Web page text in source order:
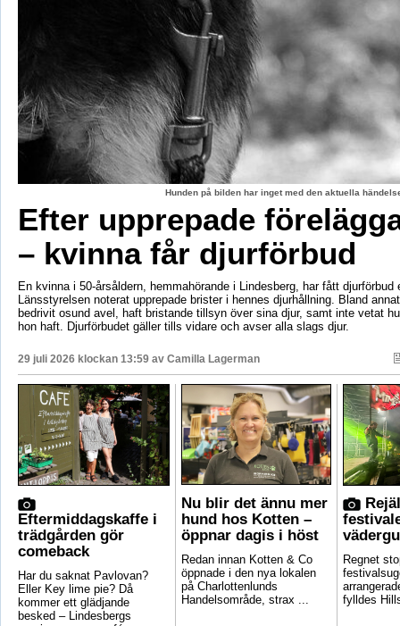
Hunden på bilden har inget med den aktuella
Efter upprepade
– kvinna får djurförbud
En kvinna i 50-årsåldern, hemmahörande i Lindesberg, har fått djurförbud
Länsstyrelsen noterat upprepade brister i hennes djurhållning. Bland
bedrivit osund avel, haft bristande tillsyn över sina djur, samt inte vetat
hon haft. Djurförbudet gäller tills vidare och avser alla slags djur.
29 juli 2026 klockan 13:59 av Camilla Lagerman
Eftermiddagskaffe i
trädgården gör
comeback
Har du saknat Pavlovan?
Eller Key lime pie? Då
kommer ett glädjande
besked – Lindesbergs
Nu blir det ännu mer
hund hos Kotten –
öppnar dagis i höst
Redan innan Kotten & Co
öppnade i den nya lokalen
på Charlottenlunds
Handelsområde, strax ...
Regnet
fylldes